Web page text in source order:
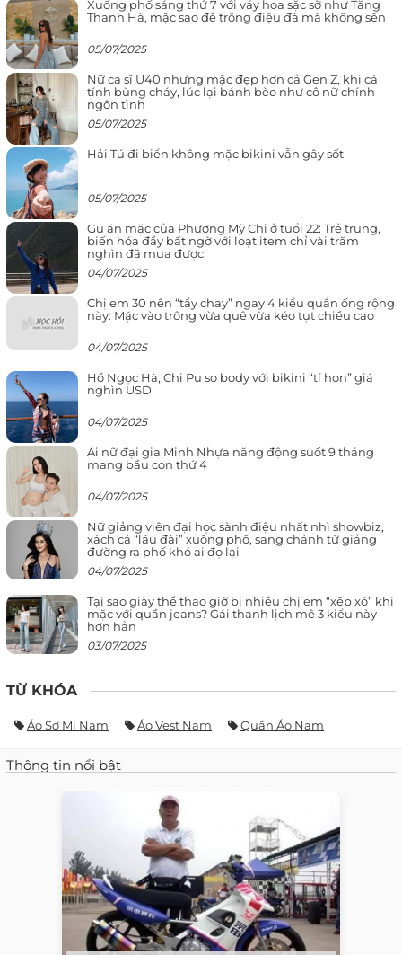
Xuống phố sáng thứ 7 với váy hoa sặc sỡ như Tăng
Thanh Hà, mặc sao để trông điệu đà mà không sến
05/07/2025
Nữ ca sĩ U40 nhưng mặc đẹp hơn cả Gen Z, khi cá
tính bùng cháy, lúc lại bánh bèo như cô nữ chính
ngôn tình
05/07/2025
Hải Tú đi biển không mặc bikini vẫn gây sốt
05/07/2025
Gu ăn mặc của Phương Mỹ Chi ở tuổi 22: Trẻ trung,
biến hóa đầy bất ngờ với loạt item chỉ vài trăm
nghìn đã mua được
04/07/2025
Chị em 30 nên “tẩy chay” ngay 4 kiểu quần ống rộng
này: Mặc vào trông vừa quê vừa kéo tụt chiều cao
04/07/2025
Hồ Ngọc Hà, Chi Pu so body với bikini “tí hon” giá
nghìn USD
04/07/2025
Ái nữ đại gia Minh Nhựa năng động suốt 9 tháng
mang bầu con thứ 4
04/07/2025
Nữ giảng viên đại học sành điệu nhất nhì showbiz,
xách cả “lâu đài” xuống phố, sang chảnh từ giảng
đường ra phố khó ai đọ lại
04/07/2025
Tại sao giày thể thao giờ bị nhiều chị em “xếp xó” khi
mặc với quần jeans? Gái thanh lịch mê 3 kiểu này
hơn hẳn
03/07/2025
TỪ KHÓA
Áo Sơ Mi Nam Áo Vest Nam Quần Áo Nam
Thông tin nổi bật